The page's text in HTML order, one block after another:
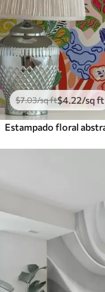
$7.03/sq ft$4.22/sq ft